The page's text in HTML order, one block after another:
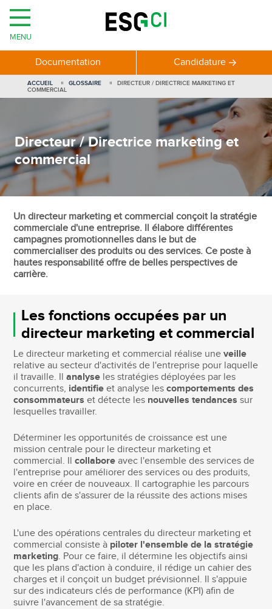
Directeur / Directrice marketing et
commercial
ACCUEIL GLOSSAIRE
DIRECTEUR / DIRECTRICE MARKETING ET
COMMERCIAL
Un directeur marketing et commercial conçoit la stratégie
commerciale d'une entreprise. Il élabore différentes
campagnes promotionnelles dans le but de
commercialiser des produits ou des services. Ce poste à
hautes responsabilité offre de belles perspectives de
carrière.
Les fonctions occupées par un
directeur marketing et commercial
Le directeur marketing et commercial réalise uneveille
relative au secteur d'activités de l'entreprise pour laquelle
il travaille. Ilanalyse les stratégies déployées par les
concurrents, identifie et analyse lescomportements des
consommateurs et détecte les nouvelles tendancessur
lesquelles travailler.
Déterminer les opportunités de croissance est une
mission centrale pour le directeur marketing et
commercial. Ilcollabore avec l'ensemble des services de
l'entreprise pour améliorer des services ou des produits,
voire en créer de nouveaux. Il cartographie les parcours
clients afin de s'assurer de la réussite des actions mises
en place.
L'une des opérations centrales du directeur marketing et
commercial consiste à piloter l'ensemble de la stratégie
marketing. Pour ce faire, il détermine les objectifs ainsi
que les plans d'action à conduire, il rédige un cahier des
charges et il conçoit un budget prévisionnel. Il s'appuie
sur des indicateurs clés de performance (KPI) afin de
suivre l'avancement de sa stratégie.
MENU
Documentation Candidature